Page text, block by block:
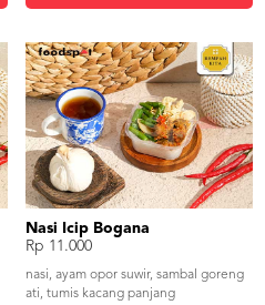
Nasi Icip Bogana
Rp 11.000
nasi, ayam opor suwir, sambal goreng
ati, tumis kacang panjang